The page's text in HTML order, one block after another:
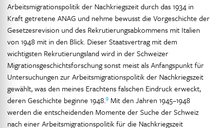
Arbeitsmigrationspolitik der Nachkriegszeit durch das 1934 in
Kraft getretene ANAG und nehme bewusst die Vorgeschichte der
Gesetzesrevision und des Rekrutierungsabkommens mit Italien
von 1948 mit in den Blick. Dieser Staatsvertrag mit dem
wichtigsten Rekrutierungsland wird in der Schweizer
Migrationsgeschichtsforschung sonst meist als Anfangspunkt für
Untersuchungen zur Arbeitsmigrationspolitik der Nachkriegszeit
gewählt, was den meines Erachtens falschen Eindruck erweckt,
deren Geschichte beginne 1948.9 Mit den Jahren 1945–1948
werden die entscheidenden Momente der Suche der Schweiz
nach einer Arbeitsmigrationspolitik für die Nachkriegszeit